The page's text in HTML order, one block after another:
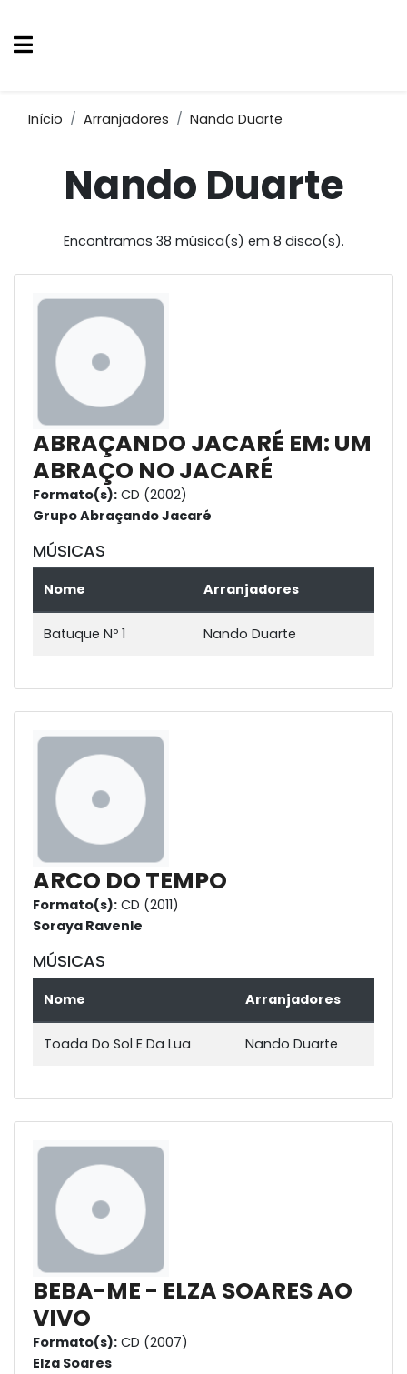
Início Arranjadores Nando Duarte
Nando Duarte
Encontramos 38 música(s) em 8 disco(s).
ABRAÇANDO JACARÉ EM: UM
ABRAÇO NO JACARÉ
Formato(s): CD (2002)
Grupo Abraçando Jacaré
MÚSICAS
Nome Arranjadores
Batuque Nº 1 Nando Duarte
ARCO DO TEMPO
Formato(s): CD (2011)
Soraya Ravenle
MÚSICAS
Nome Arranjadores
Toada Do Sol E Da Lua Nando Duarte
BEBA-ME - ELZA SOARES AO
VIVO
Formato(s): CD (2007)
Elza Soares